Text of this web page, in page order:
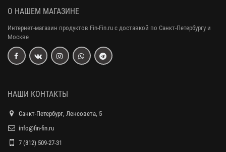
О НАШЕМ МАГАЗИНЕ
Интернет-магазин продуктов Fin-Fin.ru с доставкой по Санкт-Петербургу и
Москве
НАШИ КОНТАКТЫ
Санкт-Петербург, Ленсовета, 5
info@fin-fin.ru
7 (812) 509-27-31